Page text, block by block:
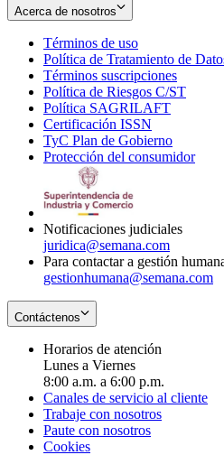
Acerca de nosotros
Términos de uso
in
new
window
Política de Tratamiento de
Términos suscripciones
in
Política de Riesgos C/ST
Política SAGRILAFT
new
window
Certificación ISSN
in
new
TyC Plan de Gobierno
in
Protección del consumidorOpens
Notificaciones judiciales
juridica@semana.com
Para contactar a gestión
gestionhumana@semana.com
Contáctenos
Horarios de atención
Lunes a Viernes
8:00 a.m. a 6:00 p.m.
Canales de servicio al cliente
Trabaje con nosotros
Paute con nosotros
Cookies